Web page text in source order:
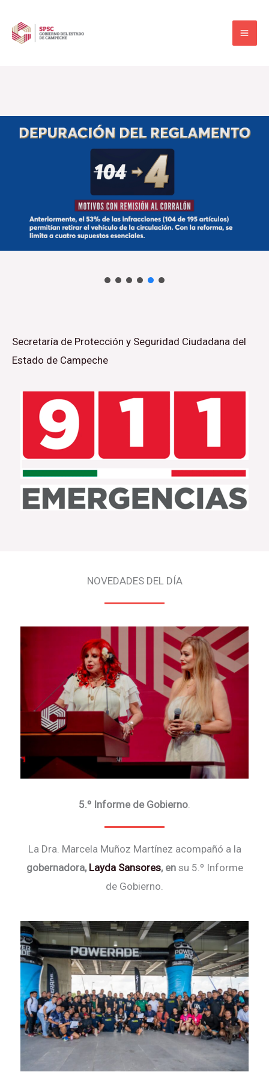
contenido
Secretaría de Protección y Seguridad Ciudadana del
Estado de Campeche
NOVEDADES DEL DÍA
5.º Informe de Gobierno
La Dra. Marcela Muñoz Martínez acompañó a la
gobernadora, Layda Sansores, ensu 5.º Informe
de Gobierno.